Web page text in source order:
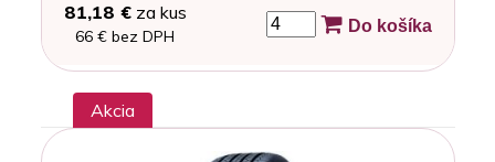
81,18 €za kus
66 € bez DPH
Do košíka
Akcia